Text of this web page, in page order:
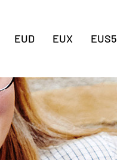
EUD EUX EUS5